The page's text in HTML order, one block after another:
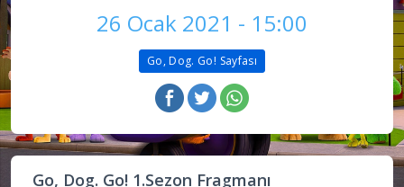
26 Ocak 2021 - 15:00
Go, Dog. Go! Sayfası
Go, Dog. Go! 1.Sezon Fragmanı